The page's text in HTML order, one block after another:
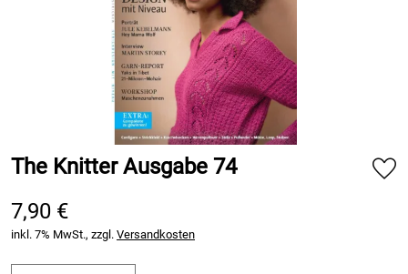
The Knitter Ausgabe 74
7,90 €
inkl. 7% MwSt., zzgl. Versandkosten